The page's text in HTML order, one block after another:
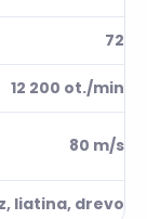
72
12 200 ot./min
80 m/s
liatina, drevo